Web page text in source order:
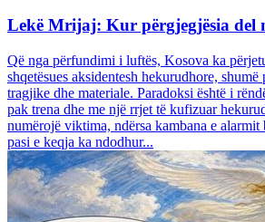
Lekë Mrijaj: Kur përgjegjësia del
Që nga përfundimi i luftës, Kosova ka
shqetësues aksidentesh hekurudhore, shumë
tragjike dhe materiale. Paradoksi është i
pak trena dhe me një rrjet të kufizuar
numërojë viktima, ndërsa kambana e alarmit
pasi e keqja ka ndodhur...